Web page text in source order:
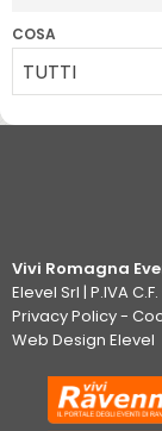
COSA
TUTTI
Vivi Romagna
Elevel Srl | P.IVA
Privacy Policy-
Web Design Elevel